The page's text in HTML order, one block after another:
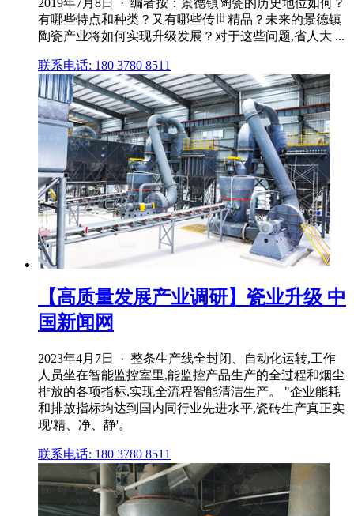
2019年7月8日 · 编者按：景德镇陶瓷的历史地位如何？
有哪些特点和种类？又有哪些传世精品？未来的景德镇
陶瓷产业将如何实现升级发展？对于这些问题,省人大 ...
联系电话: 180 3780 8511
【高质量发展产业调研】瓷业升级 中
国新闻网
2023年4月7日 · 整条生产线全封闭、自动化运转,工作
人员坐在智能监控室里,能监控产品生产的全过程和烟尘
排放的各项指标,实现全流程智能清洁生产。 "企业能耗
和排放指标均达到国内同行业先进水平,瓷砖生产真正实
现'精、净、静'。
联系电话: 180 3780 8511